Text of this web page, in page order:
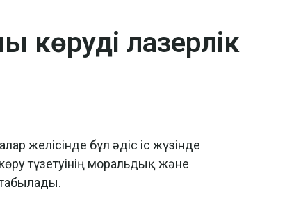
көруді лазерлік
желісінде бұл әдіс іс жүзінде
түзетуінің моральдық және
табылады.